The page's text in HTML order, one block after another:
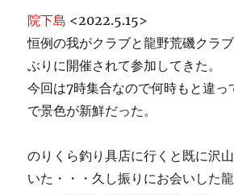
院下島 <2022.5.15>
恒例の我がクラブと龍野荒磯クラ
ぶりに開催されて参加してきた。
今回は7時集合なので何時もと違っ
で景色が新鮮だった。
のりくら釣り具店に行くと既に沢
いた・・・久し振りにお会いした